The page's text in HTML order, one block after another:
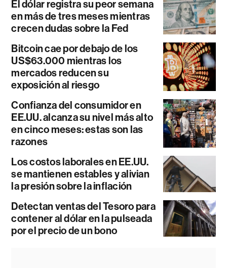
El dólar registra su peor semana
en más de tres meses mientras
crecen dudas sobre la Fed
Bitcoin cae por debajo de los
US$63.000 mientras los
mercados reducen su
exposición al riesgo
Confianza del consumidor en
EE.UU. alcanza su nivel más alto
en cinco meses: estas son las
razones
Los costos laborales en EE.UU.
se mantienen estables y alivian
la presión sobre la inflación
Detectan ventas del Tesoro para
contener al dólar en la pulseada
por el precio de un bono